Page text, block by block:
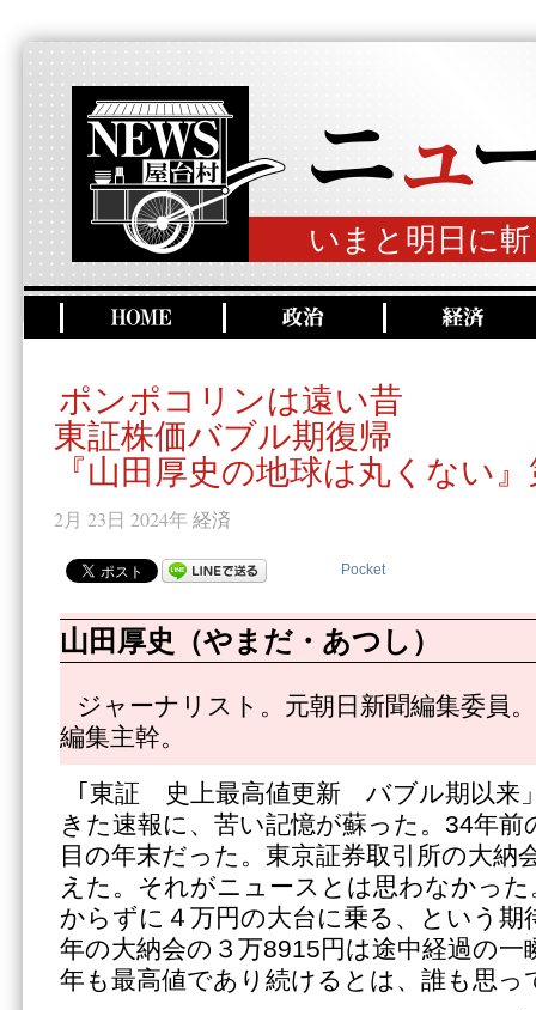
いまと明日に
ポンポコリンは遠い昔
東証株価バブル期復帰
『山田厚史の地球は丸くない
2月 23日 2024年 経済
Pocket
山田厚史（やまだ・あつし）
ジャーナリスト。元朝日新聞編集委員
編集主幹。
｢東証 史上最高値更新 バブル期以来
きた速報に、苦い記憶が蘇った。34年
目の年末だった。東京証券取引所の大納
えた。それがニュースとは思わなかっ
からずに４万円の大台に乗る、という期
年の大納会の３万8915円は途中経過の
年も最高値であり続けるとは、誰も思っ